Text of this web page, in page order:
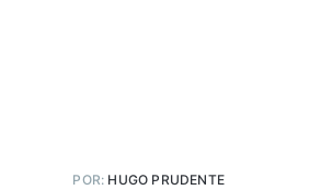
POR: HUGO PRUDENTE